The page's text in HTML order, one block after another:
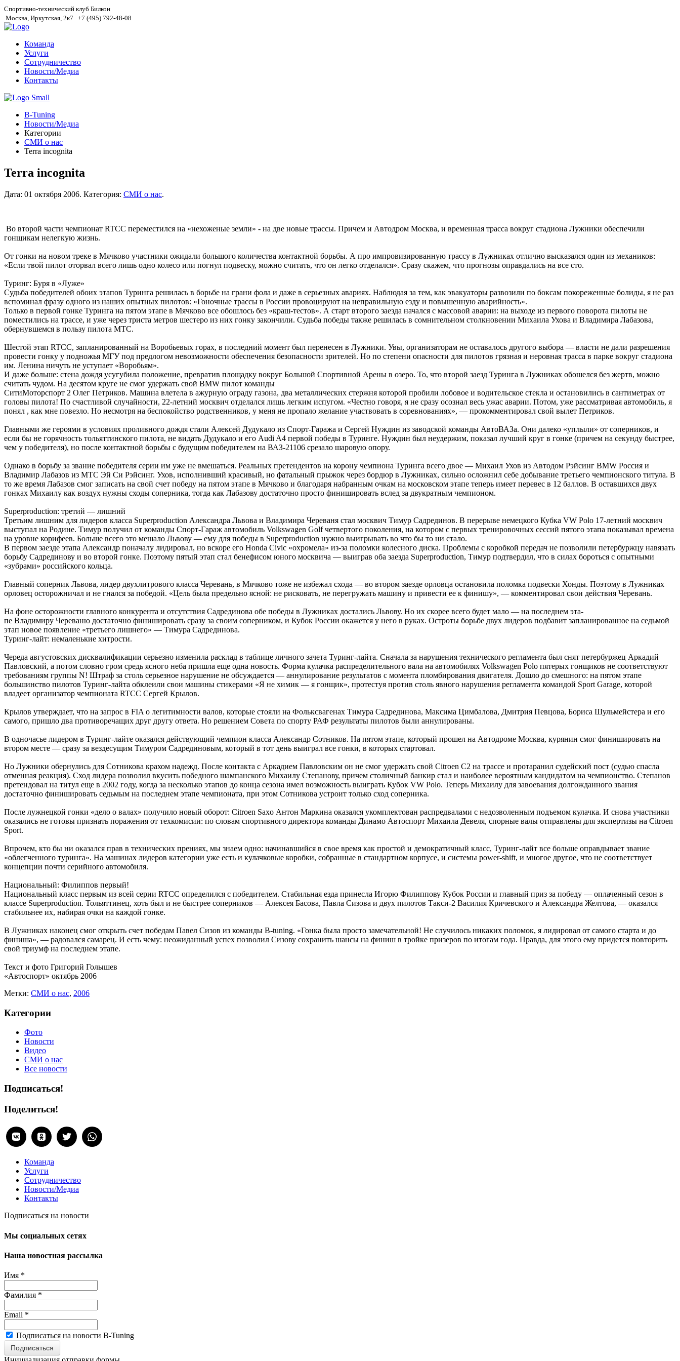
Спортивно-технический клуб Билкон
Москва, Иркутская, 2к7
+7 (495) 792-48-08
Команда
Услуги
Сотрудничество
Новости/Медиа
Контакты
B-Tuning
Новости/Медиа
Категории
СМИ о нас
Terra incognita
Terra incognita
Дата: 01 октября 2006. Категория: СМИ о нас.
Во второй части чемпионат RTCC переместился на «нехоженые земли» - на две новые трассы. Причем и Автодром Москва, и временная трасса вокруг стадиона Лужники обеспечили
гонщикам нелегкую жизнь.
От гонки на новом треке в Мячково участники ожидали большого количества контактной борьбы. А про импровизированную трассу в Лужниках отлично высказался один из механиков:
«Если твой пилот оторвал всего лишь одно колесо или погнул подвеску, можно считать, что он легко отделался». Сразу скажем, что прогнозы оправдались на все сто.
Туринг: Буря в «Луже»
Судьба победителей обоих этапов Туринга решилась в борьбе на грани фола и даже в серьезных авариях. Наблюдая за тем, как эвакуаторы развозили по боксам покореженные болиды, я не раз
вспоминал фразу одного из наших опытных пилотов: «Гоночные трассы в России провоцируют на неправильную езду и повышенную аварийность».
Только в первой гонке Туринга на пятом этапе в Мячково все обошлось без «краш-тестов». А старт второго заезда начался с массовой аварии: на выходе из первого поворота пилоты не
поместились на трассе, и уже через триста метров шестеро из них гонку закончили. Судьба победы также решилась в сомнительном столкновении Михаила Ухова и Владимира Лабазова,
обернувшемся в пользу пилота МТС.
Шестой этап RTCC, запланированный на Воробьевых горах, в последний момент был перенесен в Лужники. Увы, организаторам не оставалось другого выбора — власти не дали разрешения
провести гонку у подножья МГУ под предлогом невозможности обеспечения безопасности зрителей. Но по степени опасности для пилотов грязная и неровная трасса в парке вокруг стадиона
им. Ленина ничуть не уступает «Воробьям».
И даже больше: стена дождя усугубила положение, превратив площадку вокруг Большой Спортивной Арены в озеро. То, что второй заезд Туринга в Лужниках обошелся без жертв, можно
считать чудом. На десятом круге не смог удержать свой BMW пилот команды
СитиМоторспорт 2 Олег Петриков. Машина влетела в ажурную ограду газона, два металлических стержня которой пробили лобовое и водительское стекла и остановились в сантиметрах от
головы пилота! По счастливой случайности, 22-летний москвич отделался лишь легким испугом. «Честно говоря, я не сразу осознал весь ужас аварии. Потом, уже рассматривая автомобиль, я
понял , как мне повезло. Но несмотря на беспокойство родственников, у меня не пропало желание участвовать в соревнованиях», — прокомментировал свой вылет Петриков.
Главными же героями в условиях проливного дождя стали Алексей Дудукало из Спорт-Гаража и Сергей Нуждин из заводской команды АвтоВАЗа. Они далеко «уплыли» от соперников, и
если бы не горячность тольяттинского пилота, не видать Дудукало и его Audi A4 первой победы в Туринге. Нуждин был неудержим, показал лучший круг в гонке (причем на секунду быстрее,
чем у победителя), но после контактной борьбы с будущим победителем на ВАЗ-21106 срезало шаровую опору.
Однако в борьбу за звание победителя серии им уже не вмешаться. Реальных претендентов на корону чемпиона Туринга всего двое — Михаил Ухов из Автодом Рэйсинг BMW Россия и
Владимир Лабазов из МТС Эй Си Рэйсинг. Ухов, исполнивший красивый, но фатальный прыжок через бордюр в Лужниках, сильно осложнил себе добывание третьего чемпионского титула. В
то же время Лабазов смог записать на свой счет победу на пятом этапе в Мячково и благодаря набранным очкам на московском этапе теперь имеет перевес в 12 баллов. В оставшихся двух
гонках Михаилу как воздух нужны сходы соперника, тогда как Лабазову достаточно просто финишировать вслед за двукратным чемпионом.
Superproduction: третий — лишний
Третьим лишним для лидеров класса Superproduction Александра Львова и Владимира Череваня стал москвич Тимур Садрединов. В перерыве немецкого Кубка VW Polo 17-летний москвич
выступал на Родине. Тимур получил от команды Спорт-Гараж автомобиль Volkswagen Golf четвертого поколения, на котором с первых тренировочных сессий пятого этапа показывал времена
на уровне корифеев. Больше всего это мешало Львову — ему для победы в Superproduction нужно выигрывать во что бы то ни стало.
В первом заезде этапа Александр поначалу лидировал, но вскоре его Honda Civic «охромела» из-за поломки колесного диска. Проблемы с коробкой передач не позволили петербуржцу навязать
борьбу Садрединову и во второй гонке. Поэтому пятый этап стал бенефисом юного москвича — выиграв оба заезда Superproduction, Тимур подтвердил, что в силах бороться с опытными
«зубрами» российского кольца.
Главный соперник Львова, лидер двухлитрового класса Черевань, в Мячково тоже не избежал схода — во втором заезде орловца остановила поломка подвески Хонды. Поэтому в Лужниках
орловец осторожничал и не гнался за победой. «Цель была предельно ясной: не рисковать, не перегружать машину и привести ее к финишу», — комментировал свои действия Черевань.
На фоне осторожности главного конкурента и отсутствия Садрединова обе победы в Лужниках достались Львову. Но их скорее всего будет мало — на последнем эта-
пе Владимиру Череваню достаточно финишировать сразу за своим соперником, и Кубок России окажется у него в руках. Остроты борьбе двух лидеров подбавит запланированное на седьмой
этап новое появление «третьего лишнего» — Тимура Садрединова.
Туринг-лайт: немаленькие хитрости.
Череда августовских дисквалификации серьезно изменила расклад в таблице личного зачета Туринг-лайта. Сначала за нарушения технического регламента был снят петербуржец Аркадий
Павловский, а потом словно гром средь ясного неба пришла еще одна новость. Форма кулачка распределительного вала на автомобилях Volkswagen Polo пятерых гонщиков не соответствуют
требованиям группы N! Штраф за столь серьезное нарушение не обсуждается — аннулирование результатов с момента пломбирования двигателя. Дошло до смешного: на пятом этапе
большинство пилотов Туринг-лайта обклеили свои машины стикерами «Я не химик — я гонщик», протестуя против столь явного нарушения регламента командой Sport Garage, которой
владеет организатор чемпионата RTCC Сергей Крылов.
Крылов утверждает, что на запрос в FIA о легитимности валов, которые стояли на Фольксвагенах Тимура Садрединова, Максима Цимбалова, Дмитрия Певцова, Бориса Шульмейстера и его
самого, пришло два противоречащих друг другу ответа. Но решением Совета по спорту РАФ результаты пилотов были аннулированы.
В одночасье лидером в Туринг-лайте оказался действующий чемпион класса Александр Сотников. На пятом этапе, который прошел на Автодроме Москва, курянин смог финишировать на
втором месте — сразу за вездесущим Тимуром Садрединовым, который в тот день выиграл все гонки, в которых стартовал.
Но Лужники обернулись для Сотникова крахом надежд. После контакта с Аркадием Павловским он не смог удержать свой Citroen C2 на трассе и протаранил судейский пост (судью спасла
отменная реакция). Сход лидера позволил вкусить победного шампанского Михаилу Степанову, причем столичный банкир стал и наиболее вероятным кандидатом на чемпионство. Степанов
претендовал на титул еще в 2002 году, когда за несколько этапов до конца сезона имел возможность выиграть Кубок VW Polo. Теперь Михаилу для завоевания долгожданного звания
достаточно финишировать седьмым на последнем этапе чемпионата, при этом Сотникова устроит только сход соперника.
После лужнецкой гонки «дело о валах» получило новый оборот: Citroen Saxo Антон Маркина оказался укомплектован распредвалами с недозволенным подъемом кулачка. И снова участники
оказались не готовы признать поражения от техкомисии: по словам спортивного директора команды Динамо Автоспорт Михаила Девеля, спорные валы отправлены для экспертизы на Citroen
Sport.
Впрочем, кто бы ни оказался прав в технических прениях, мы знаем одно: начинавшийся в свое время как простой и демократичный класс, Туринг-лайт все больше оправдывает звание
«облегченного туринга». На машинах лидеров категории уже есть и кулачковые коробки, собранные в стандартном корпусе, и системы power-shift, и многое другое, что не соответствует
концепции почти серийного автомобиля.
Национальный: Филиппов первый!
Национальный класс первым из всей серии RTCC определился с победителем. Стабильная езда принесла Игорю Филиппову Кубок России и главный приз за победу — оплаченный сезон в
классе Superproduction. Тольяттинец, хоть был и не быстрее соперников — Алексея Басова, Павла Сизова и двух пилотов Такси-2 Василия Кричевского и Александра Желтова, — оказался
стабильнее их, набирая очки на каждой гонке.
В Лужниках наконец смог открыть счет победам Павел Сизов из команды B-tuning. «Гонка была просто замечательной! Не случилось никаких поломок, я лидировал от самого старта и до
финиша», — радовался самарец. И есть чему: неожиданный успех позволил Сизову сохранить шансы на финиш в тройке призеров по итогам года. Правда, для этого ему придется повторить
свой триумф на последнем этапе.
Текст и фото Григорий Голышев
«Автоспорт» октябрь 2006
Метки: CМИ о нас, 2006
Категории
Фото
Новости
Видео
СМИ о нас
Все новости
Подписаться!
Поделиться!
Команда
Услуги
Сотрудничество
Новости/Медиа
Контакты
Подписаться на новости
Мы социальных сетях
Наша новостная рассылка
Имя *
Фамилия *
Email *
Подписаться на новости B-Tuning
Подписаться